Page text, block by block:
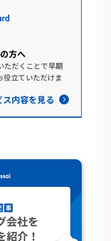
方​へ​
ただくことで早期
役立ていただけま
ス内容を見る